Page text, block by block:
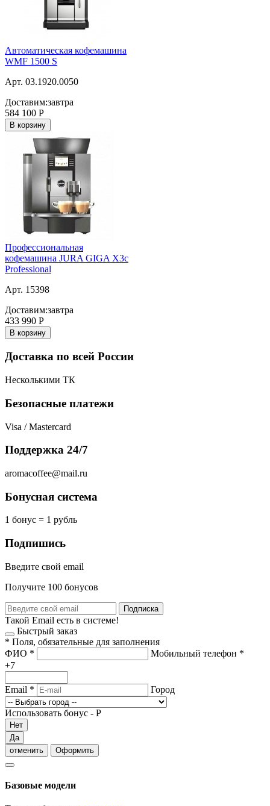
Автоматическая кофемашина
WMF 1500 S
Арт. 03.1920.0050
Доставим:завтра
584 100 Р
В корзину
Профессиональная
кофемашина JURA GIGA X3c
Professional
Арт. 15398
Доставим:завтра
433 990 Р
В корзину
Доставка по всей России
Несколькими ТК
Безопасные платежи
Visa / Mastercard
Поддержка 24/7
aromacoffee@mail.ru
Бонусная система
1 бонус = 1 рубль
Подпишись
Введите свой email
Получите 100 бонусов
Подписка
Такой Email есть в системе!
Быстрый заказ
* Поля, обязательные для заполнения
ФИО * Мобильный телефон *
+7
Email * Город
Использовать бонус - Р
Нет
Да
отменить
Оформить
Базовые модели